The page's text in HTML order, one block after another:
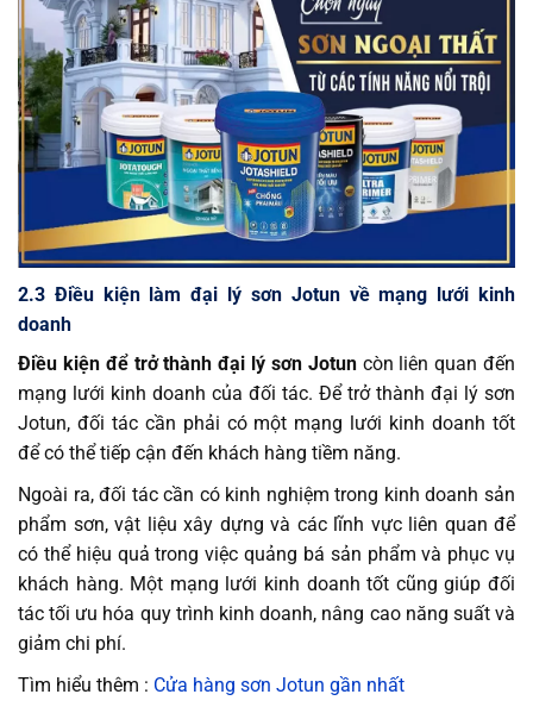
2.3 Điều kiện làm đại lý sơn Jotun về mạng lưới kinh
doanh
Điều kiện để trở thành đại lý sơn Jotuncòn liên quan đến
mạng lưới kinh doanh của đối tác. Để trở thành đại lý sơn
Jotun, đối tác cần phải có một mạng lưới kinh doanh tốt
để có thể tiếp cận đến khách hàng tiềm năng.
Ngoài ra, đối tác cần có kinh nghiệm trong kinh doanh sản
phẩm sơn, vật liệu xây dựng và các lĩnh vực liên quan để
có thể hiệu quả trong việc quảng bá sản phẩm và phục vụ
khách hàng. Một mạng lưới kinh doanh tốt cũng giúp đối
tác tối ưu hóa quy trình kinh doanh, nâng cao năng suất và
giảm chi phí.
Tìm hiểu thêm : Cửa hàng sơn Jotun gần nhất